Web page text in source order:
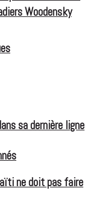
Woodensky
sa dernière ligne
ne doit pas faire